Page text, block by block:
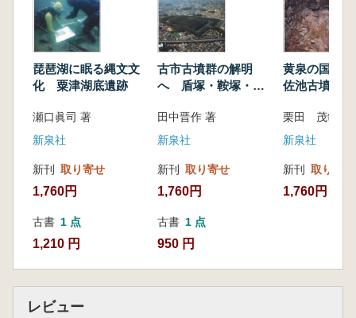
琵琶湖に眠る縄文文
化 粟津湖底遺跡
瀬口眞司 著
新泉社
新刊 取り寄せ
1,760円
古書 1 点
1,210 円
古市古墳群の解明
へ 盾塚・鞍塚・珠
田中晋作 著
新泉社
新刊 取り寄せ
1,760円
古書 1 点
950 円
黄泉の国の
佐池古墳
栗田 茂敏 著
新泉社
新刊 取り寄せ
1,760円
レビュー